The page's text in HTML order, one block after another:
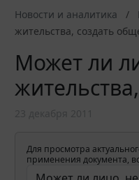
Новости и аналитика
жительства, создать
Может ли
Для просмотра
применения документа,